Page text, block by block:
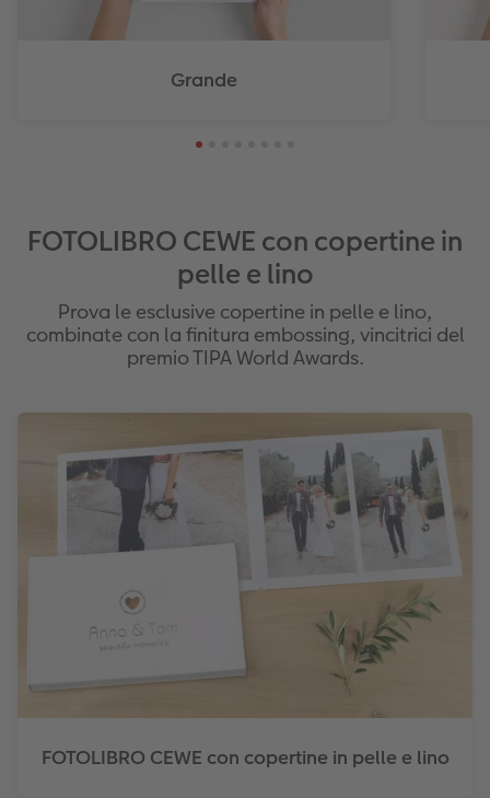
Grande
FOTOLIBRO CEWE con copertine in
pelle e lino
Prova le esclusive copertine in pelle e lino,
combinate con la finitura embossing, vincitrici del
premio TIPA World Awards.
FOTOLIBRO CEWE con copertine in pelle e lino